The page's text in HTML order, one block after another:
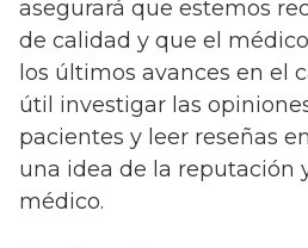
asegurará que estemos
de calidad y que el
los últimos avances en el
útil investigar las
pacientes y leer reseñas
una idea de la reputación
médico.